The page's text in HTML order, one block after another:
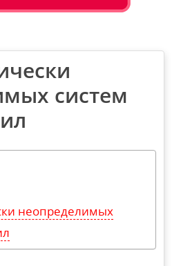
систем
неопределимых